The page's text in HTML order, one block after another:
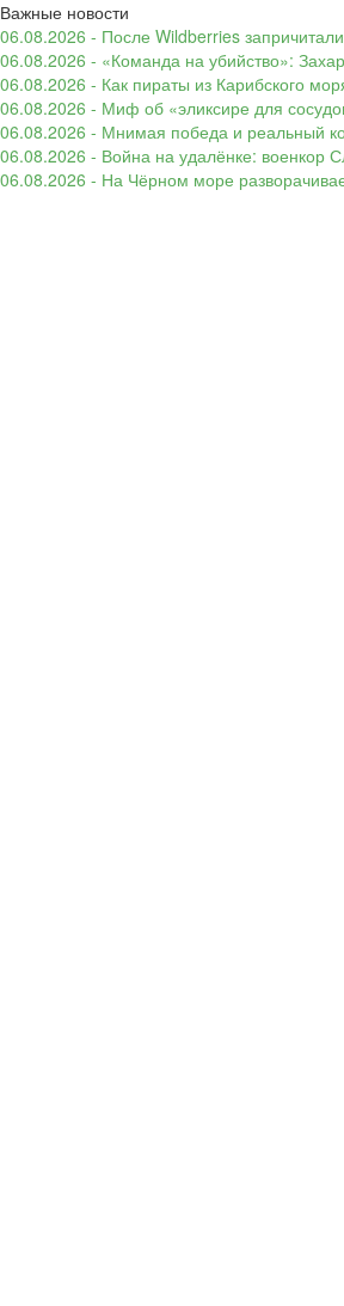
Важные новости
06.08.2026 - После Wildberries
06.08.2026 - «Команда на убийство»:
06.08.2026 - Как пираты из Карибского
06.08.2026 - Миф об «эликсире для
06.08.2026 - Мнимая победа и реальный
06.08.2026 - Война на удалёнке: военкор
06.08.2026 - На Чёрном море